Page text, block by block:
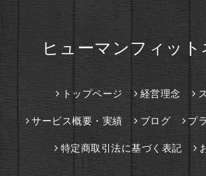
ヒューマンフィット
トップページ 経営理念
サービス概要・実績 ブログ プ
特定商取引法に基づく表記